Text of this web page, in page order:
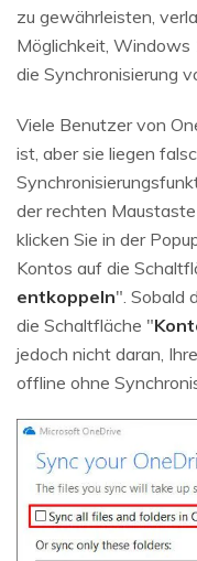
zu gewährleisten,
Möglichkeit, Windows
die Synchronisierung
Viele Benutzer von
ist, aber sie liegen
der rechten Maustaste
klicken Sie in der
Kontos auf die
entkoppeln". Sobald
die Schaltfläche "
jedoch nicht daran,
offline ohne